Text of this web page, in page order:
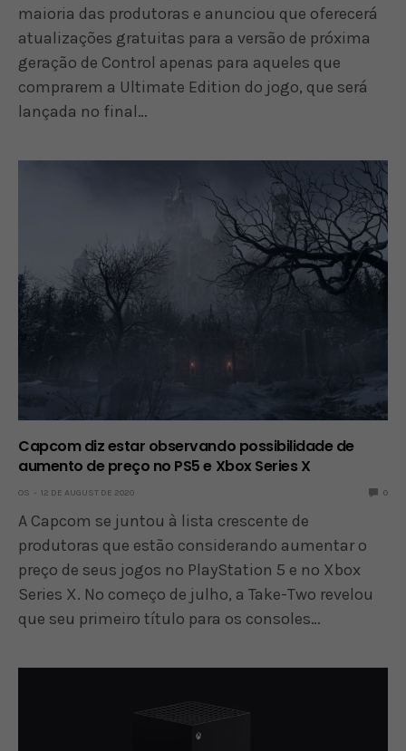
maioria das produtoras e anunciou que oferecerá
atualizações gratuitas para a versão de próxima
geração de Control apenas para aqueles que
comprarem a Ultimate Edition do jogo, que será
lançada no final…
Capcom diz estar observando possibilidade de
aumento de preço no PS5 e Xbox Series X
OS 12 DE AUGUST DE 2020 0
A Capcom se juntou à lista crescente de
produtoras que estão considerando aumentar o
preço de seus jogos no PlayStation 5 e no Xbox
Series X. No começo de julho, a Take-Two revelou
que seu primeiro título para os consoles…